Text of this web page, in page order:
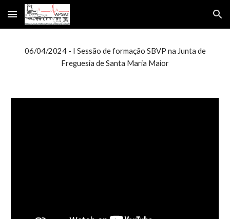
Skip to main content Skip to navigation
06/04/2024 - I Sessão de formação SBVP na Junta de
Freguesia de Santa Maria Maior